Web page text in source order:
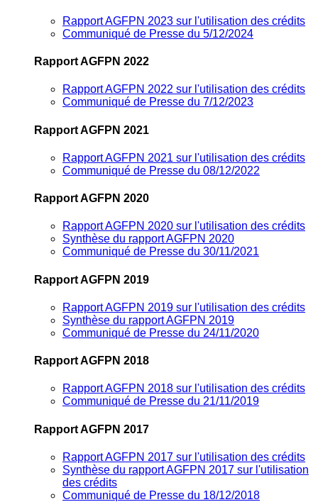
Rapport AGFPN 2023 sur l'utilisation des crédits
Communiqué de Presse du 5/12/2024
Rapport AGFPN 2022
Rapport AGFPN 2022 sur l'utilisation des crédits
Communiqué de Presse du 7/12/2023
Rapport AGFPN 2021
Rapport AGFPN 2021 sur l'utilisation des crédits
Communiqué de Presse du 08/12/2022
Rapport AGFPN 2020
Rapport AGFPN 2020 sur l'utilisation des crédits
Synthèse du rapport AGFPN 2020
Communiqué de Presse du 30/11/2021
Rapport AGFPN 2019
Rapport AGFPN 2019 sur l'utilisation des crédits
Synthèse du rapport AGFPN 2019
Communiqué de Presse du 24/11/2020
Rapport AGFPN 2018
Rapport AGFPN 2018 sur l'utilisation des crédits
Communiqué de Presse du 21/11/2019
Rapport AGFPN 2017
Rapport AGFPN 2017 sur l'utilisation des crédits
Synthèse du rapport AGFPN 2017 sur l'utilisation
des crédits
Communiqué de Presse du 18/12/2018